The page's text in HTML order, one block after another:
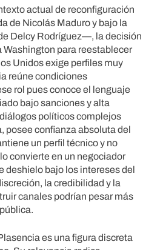
actual de reconfiguración
de Nicolás Maduro y bajo la
Delcy Rodríguez—, la decisión
Washington para reestablecer
Unidos exige perfiles muy
reúne condiciones
rol pues conoce el lenguaje
bajo sanciones y alta
políticos complejos
posee confianza absoluta del
un perfil técnico y no
convierte en un negociador
deshielo bajo los intereses del
la credibilidad y la
canales podrían pesar más
es una figura discreta